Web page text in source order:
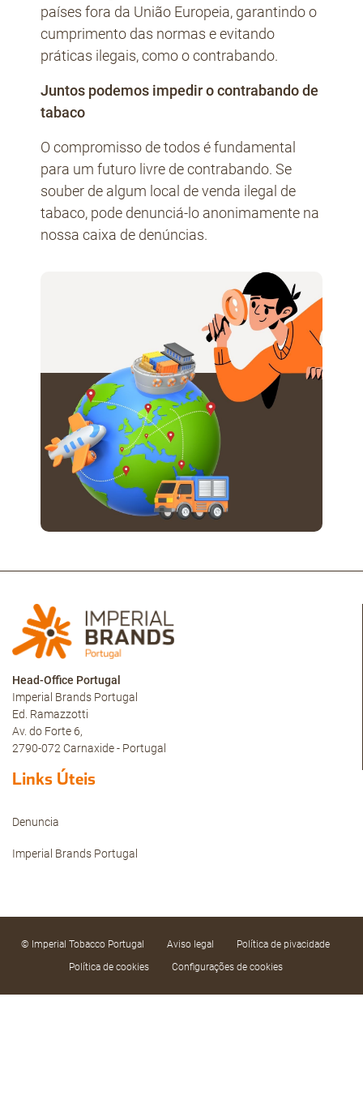
países fora da União Europeia, garantindo o
cumprimento das normas e evitando
práticas ilegais, como o contrabando.
Juntos podemos impedir o contrabando de
tabaco
O compromisso de todos é fundamental
para um futuro livre de contrabando. Se
souber de algum local de venda ilegal de
tabaco, pode denunciá-lo anonimamente na
nossa caixa de denúncias.
Head-Office Portugal
Imperial Brands Portugal
Ed. Ramazzotti
Av. do Forte 6,
2790-072 Carnaxide - Portugal
Links Úteis
Denuncia
Imperial Brands Portugal
© Imperial Tobacco Portugal Aviso legal
Política de pivacidade
Política de cookies
Configurações de cookies